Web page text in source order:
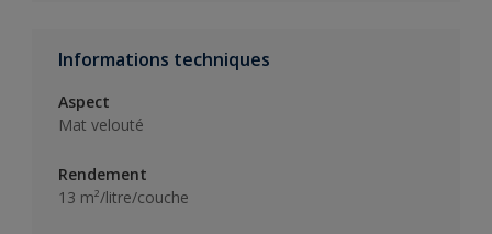
Informations techniques
Aspect
Mat velouté
Rendement
13 m²/litre/couche